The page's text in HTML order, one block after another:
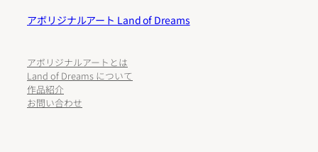
アボリジナルアート Land of Dreams
アボリジナルアートとは
Land of Dreams について
作品紹介
お問い合わせ